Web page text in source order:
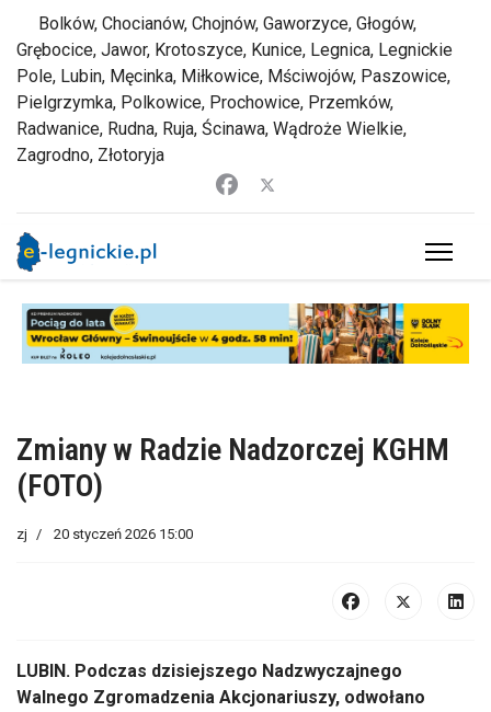
Bolków, Chocianów, Chojnów, Gaworzyce, Głogów,
Grębocice, Jawor, Krotoszyce, Kunice, Legnica, Legnickie
Pole, Lubin, Męcinka, Miłkowice, Mściwojów, Paszowice,
Pielgrzymka, Polkowice, Prochowice, Przemków,
Radwanice, Rudna, Ruja, Ścinawa, Wądroże Wielkie,
Zagrodno, Złotoryja
Zmiany w Radzie Nadzorczej KGHM
(FOTO)
zj 20 styczeń 2026 15:00
LUBIN. Podczas dzisiejszego Nadzwyczajnego
Walnego Zgromadzenia Akcjonariuszy, odwołano